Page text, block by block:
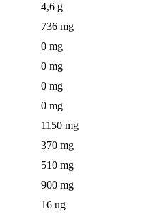
4,6 g
736 mg
0 mg
0 mg
0 mg
0 mg
1150 mg
370 mg
510 mg
900 mg
16 ug